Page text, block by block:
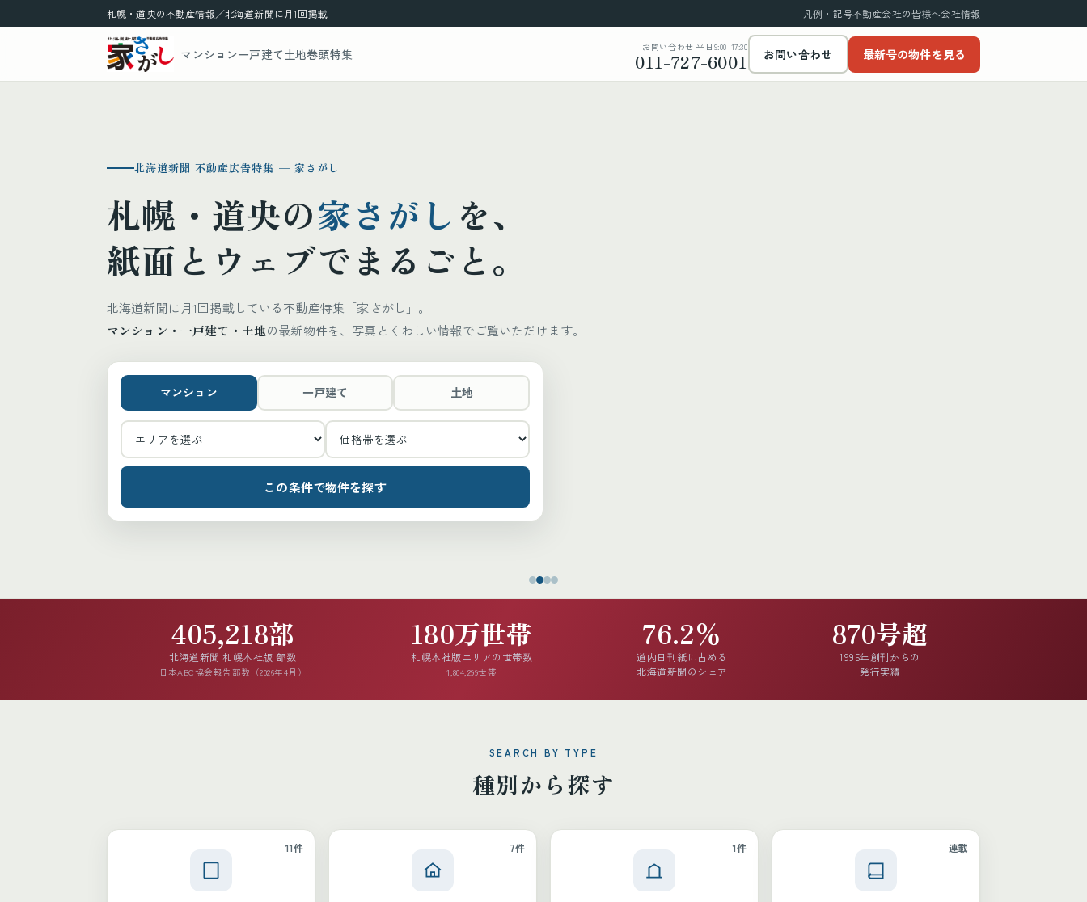
札幌・道央の不動産情報／北海道新聞に月1回掲載 凡例・記号不動産会社の皆様へ会社情報
マンション一戸建て 土地巻頭特集 お問い合わせ 平日9:00-17:30
011-727-6001 お問い合わせ 最新号の物件を見る
北海道新聞 不動産広告特集 ─ 家さがし
札幌・道央の家さがし を、
紙面とウェブでまるごと。
北海道新聞に月1回掲載している不動産特集「家さがし」。
マンション・一戸建て・土地の最新物件を、写真とくわしい情報でご覧いただけます。
マンション 一戸建て 土地
この条件で物件を探す
405,218部
北海道新聞 札幌本社版 部数
日本ABC協会報告部数（2026年4月）
180万世帯
札幌本社版エリアの世帯数
1,804,299世帯
76.2%
道内日刊紙に占める
北海道新聞のシェア
870号超
1995年創刊からの
発行実績
SEARCH BY TYPE
種別から探す
11件 7件 1件 連載